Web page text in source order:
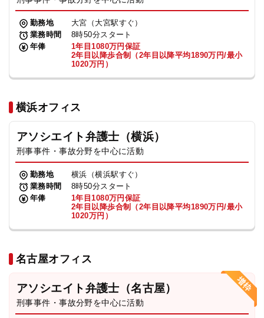
勤務地
大宮（大宮駅すぐ）
業務時間
8時50分スタート
年俸
1年目1080万円保証
2年目以降歩合制（2年目以降平均1890万円/最小
1020万円）
横浜オフィス
アソシエイト弁護士（横浜）
刑事事件・事故分野を中心に活動
勤務地
横浜（横浜駅すぐ）
業務時間
8時50分スタート
年俸
1年目1080万円保証
2年目以降歩合制（2年目以降平均1890万円/最小
1020万円）
名古屋オフィス
アソシエイト弁護士（名古屋）
刑事事件・事故分野を中心に活動